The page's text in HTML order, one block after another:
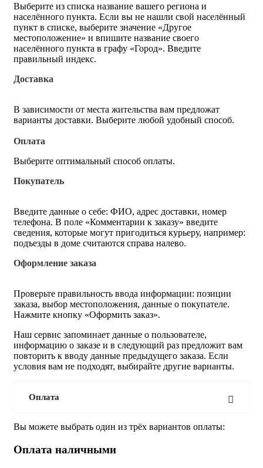
Выберите из списка название вашего региона и
населённого пункта. Если вы не нашли свой населённый
пункт в списке, выберите значение «Другое
местоположение» и впишите название своего
населённого пункта в графу «Город». Введите
правильный индекс.
Доставка
В зависимости от места жительства вам предложат
варианты доставки. Выберите любой удобный способ.
Оплата
Выберите оптимальный способ оплаты.
Покупатель
Введите данные о себе: ФИО, адрес доставки, номер
телефона. В поле «Комментарии к заказу» введите
сведения, которые могут пригодиться курьеру, например:
подъезды в доме считаются справа налево.
Оформление заказа
Проверьте правильность ввода информации: позиции
заказа, выбор местоположения, данные о покупателе.
Нажмите кнопку «Оформить заказ».
Наш сервис запоминает данные о пользователе,
информацию о заказе и в следующий раз предложит вам
повторить к вводу данные предыдущего заказа. Если
условия вам не подходят, выбирайте другие варианты.
Оплата
Вы можете выбрать один из трёх вариантов оплаты:
Оплата наличными